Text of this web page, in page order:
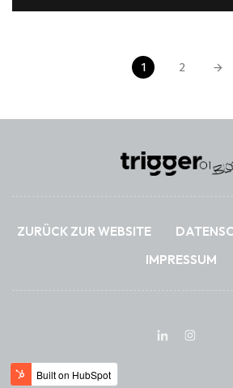
1 2
ZURÜCK ZUR WEBSITE
IMPRESSUM